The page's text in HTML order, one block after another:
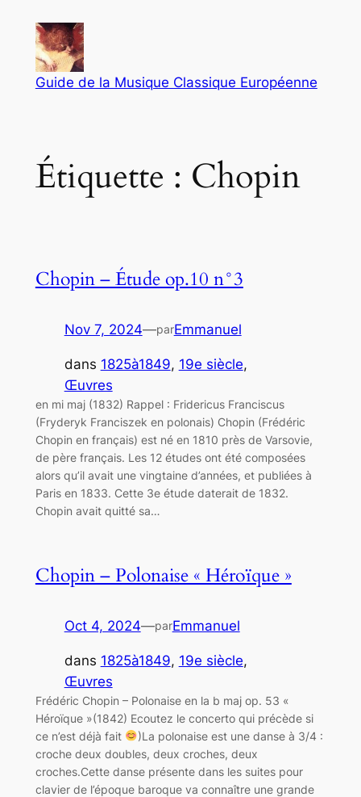
contenu
Guide de la Musique Classique Européenne
Étiquette : Chopin
Chopin – Étude op.10 n°3
Nov 7, 2024—parEmmanuel
dans 1825à1849, 19e siècle
Œuvres
en mi maj (1832) Rappel : Fridericus Franciscus
(Fryderyk Franciszek en polonais) Chopin (Frédéric
Chopin en français) est né en 1810 près de Varsovie,
de père français. Les 12 études ont été composées
alors qu’il avait une vingtaine d’années, et publiées à
Paris en 1833. Cette 3e étude daterait de 1832.
Chopin avait quitté sa…
Chopin – Polonaise « Héroïque »
Oct 4, 2024—parEmmanuel
dans 1825à1849, 19e siècle
Œuvres
Frédéric Chopin – Polonaise en la b maj op. 53 «
Héroïque »(1842) Ecoutez le concerto qui précède si
ce n’est déjà fait
)La polonaise est une danse à 3/4 :
croche deux doubles, deux croches, deux
croches.Cette danse présente dans les suites pour
clavier de l’époque baroque va connaître une grande